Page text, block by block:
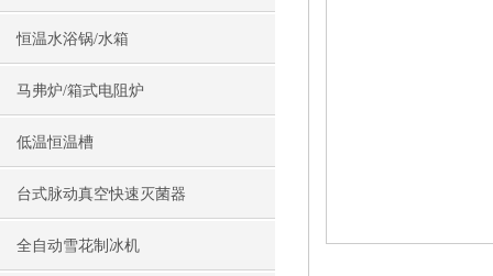
恒温水浴锅/水箱
马弗炉/箱式电阻炉
低温恒温槽
台式脉动真空快速灭菌器
全自动雪花制冰机